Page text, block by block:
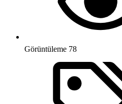
Görüntüleme 78